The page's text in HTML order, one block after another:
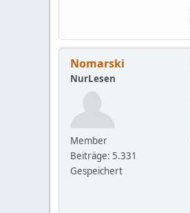
Nomarski
NurLesen
Member
Beiträge: 5.331
Gespeichert